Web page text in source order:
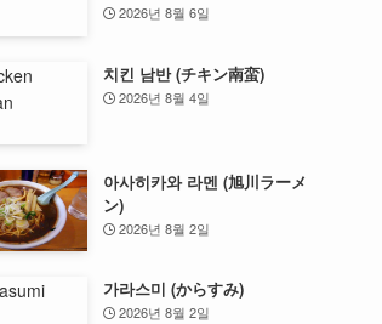
2026년 8월 6일
치킨 남반 (チキン南蛮)
2026년 8월 4일
아사히카와 라멘 (旭川ラーメ
ン)
2026년 8월 2일
가라스미 (からすみ)
2026년 8월 2일